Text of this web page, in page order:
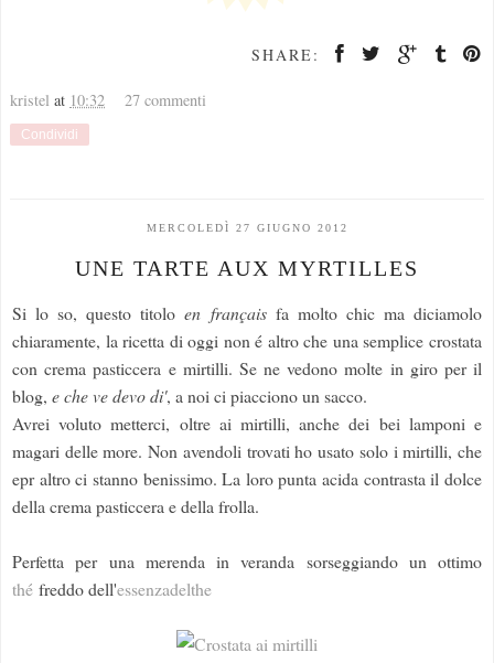
SHARE:
kristel at 10:32 27 commenti
Condividi
MERCOLEDÌ 27 GIUGNO 2012
UNE TARTE AUX MYRTILLES
Si lo so, questo titoloen françaisfa molto chic ma diciamolo
chiaramente, la ricetta di oggi non é altro che una semplice crostata
con crema pasticcera e mirtilli. Se ne vedono molte in giro per il
blog, e che ve devo di', a noi ci piacciono un sacco.
Avrei voluto metterci, oltre ai mirtilli, anche dei bei lamponi e
magari delle more. Non avendoli trovati ho usato solo i mirtilli, che
epr altro ci stanno benissimo. La loro punta acida contrasta il dolce
della crema pasticcera e della frolla.
Perfetta per una merenda in veranda sorseggiando un ottimo
thé freddo dell'essenzadelthe